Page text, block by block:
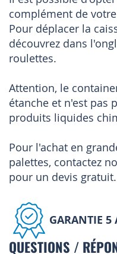
complément de
Pour déplacer la
découvrez dans
roulettes.
Attention, le
étanche et n'est pas
produits liquides
Pour l'achat en
palettes, contactez
pour un devis gratuit.
GARANTIE 5
QUESTIONS /